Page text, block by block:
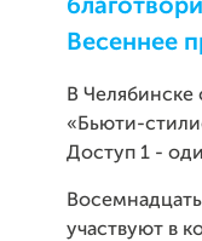
Весеннее
В Челябинске
«Бьюти-
Доступ 1 -
участвуют в